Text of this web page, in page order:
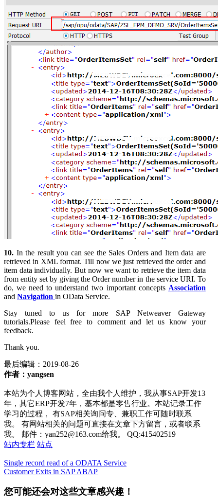
10. In the result you can see the Sales Orders and Item data are
retrieved in XML format. Till now we just retrieved the order and
item data individually. But now we want to retrieve the item data
from entity set by giving the Order number in the service URI. To
do, we need to understand two important concepts Association
and Navigation in OData Service.
Stay tuned to us for more SAP Netweaver Gateway
tutorials.Please feel free to comment and let us know your
feedback.
Thank you.
最后编辑： 2019-08-26
作者：yangsen
本站为个人博客网站，全由我个人维护，我从事SAP开发13
年，其它ERP开发7年，基本都是零售行业。本站记录工作
学习的过程， 有SAP相关询问专、兼职工作可随时联系
我。 有网站相关的问题可直接在文章下方留言，或者联系
我。 邮件：yan252@163.com给我。 QQ:415402519
站内专栏 站点
Single record read of a ODATA Service
Customer Exits in SAP ABAP
您可能还会对这些文章感兴趣！